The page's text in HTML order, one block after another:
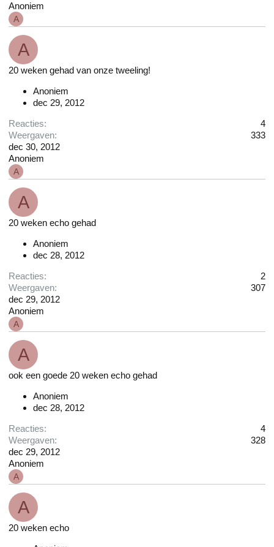
Anoniem
A
A
20 weken gehad van onze tweeling!
Anoniem
dec 29, 2012
Reacties
4
Weergaven
333
dec 30, 2012
Anoniem
A
A
20 weken echo gehad
Anoniem
dec 28, 2012
Reacties
2
Weergaven
307
dec 29, 2012
Anoniem
A
A
ook een goede 20 weken echo gehad
Anoniem
dec 28, 2012
Reacties
4
Weergaven
328
dec 29, 2012
Anoniem
A
A
20 weken echo